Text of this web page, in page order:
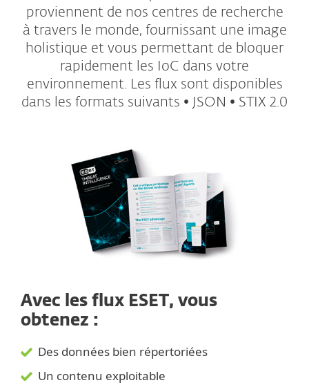
proviennent de nos centres de recherche
à travers le monde, fournissant une image
holistique et vous permettant de bloquer
rapidement les IoC dans votre
environnement. Les flux sont disponibles
dans les formats suivants • JSON • STIX 2.0
Avec les flux ESET, vous
obtenez :
Des données bien répertoriées
Un contenu exploitable